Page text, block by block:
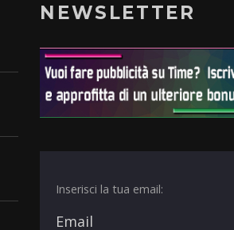
NEWSLETTER
Inserisci la tua email: